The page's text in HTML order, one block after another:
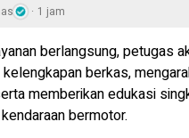
1 jam
berlangsung, petugas
berkas,
memberikan edukasi
bermotor.